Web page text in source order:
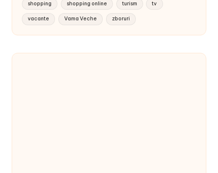
shopping shopping online turism tv
vacante Vama Veche zboruri